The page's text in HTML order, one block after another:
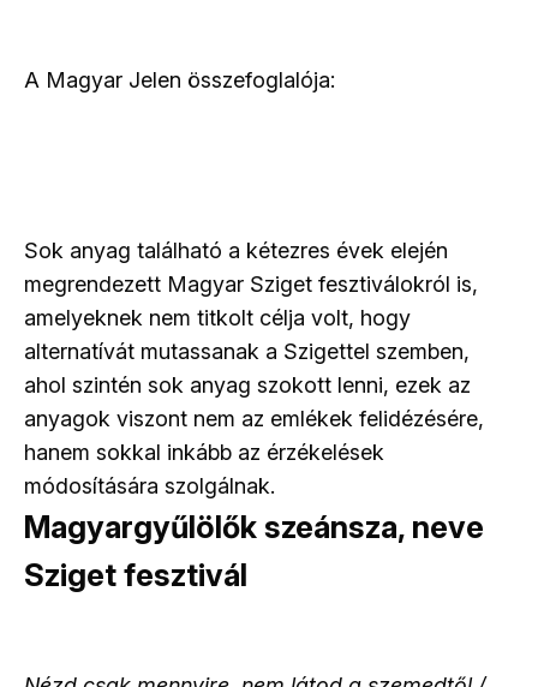
A Magyar Jelen összefoglalója:
Sok anyag található a kétezres évek elején
megrendezett Magyar Sziget fesztiválokról is,
amelyeknek nem titkolt célja volt, hogy
alternatívát mutassanak a Szigettel szemben,
ahol szintén sok anyag szokott lenni, ezek az
anyagok viszont nem az emlékek felidézésére,
hanem sokkal inkább az érzékelések
módosítására szolgálnak.
Magyargyűlölők szeánsza, neve
Sziget fesztivál